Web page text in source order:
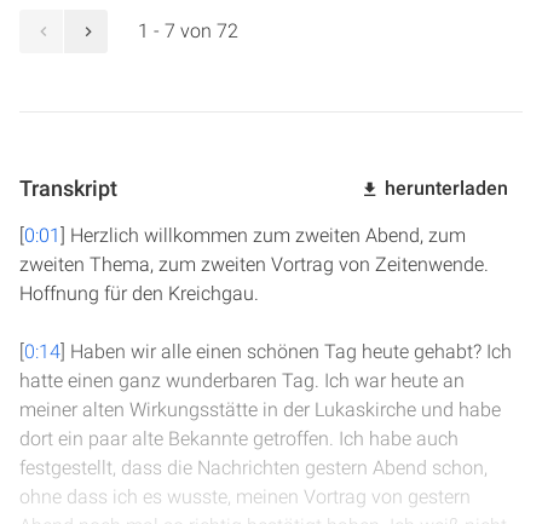
1 - 7 von 72
Transkript herunterladen
[0:01] Herzlich willkommen zum zweiten Abend, zum
zweiten Thema, zum zweiten Vortrag von Zeitenwende.
Hoffnung für den Kreichgau.
[0:14] Haben wir alle einen schönen Tag heute gehabt? Ich
hatte einen ganz wunderbaren Tag. Ich war heute an
meiner alten Wirkungsstätte in der Lukaskirche und habe
dort ein paar alte Bekannte getroffen. Ich habe auch
festgestellt, dass die Nachrichten gestern Abend schon,
ohne dass ich es wusste, meinen Vortrag von gestern